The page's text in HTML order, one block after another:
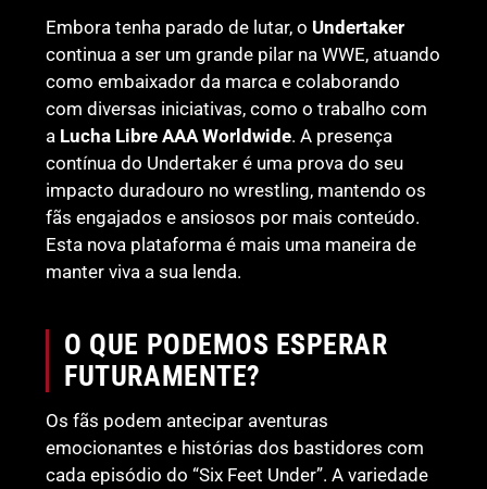
Embora tenha parado de lutar, o Undertaker
continua a ser um grande pilar na WWE, atuando
como embaixador da marca e colaborando
com diversas iniciativas, como o trabalho com
a Lucha Libre AAA Worldwide. A presença
contínua do Undertaker é uma prova do seu
impacto duradouro no wrestling, mantendo os
fãs engajados e ansiosos por mais conteúdo.
Esta nova plataforma é mais uma maneira de
manter viva a sua lenda.
O QUE PODEMOS ESPERAR
FUTURAMENTE?
Os fãs podem antecipar aventuras
emocionantes e histórias dos bastidores com
cada episódio do “Six Feet Under”. A variedade